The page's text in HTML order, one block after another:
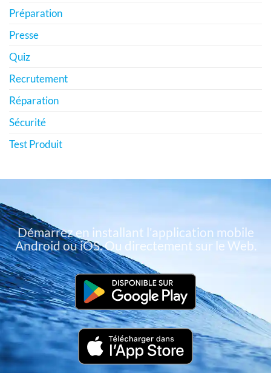
Préparation
Presse
Quiz
Recrutement
Réparation
Sécurité
Test Produit
Démarrez en installant l'application mobile
Android ou iOS. Ou directement sur le Web.